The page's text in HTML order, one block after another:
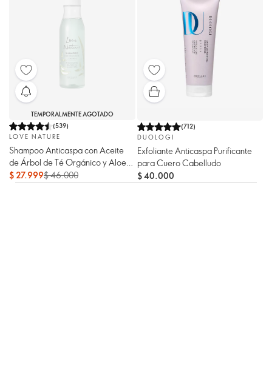
TEMPORALMENTE AGOTADO
(539)
LOVE NATURE
Shampoo Anticaspa con Aceite
de Árbol de Té Orgánico y Aloe
Vera Love Nature
$ 27.999$ 46.000
(712)
DUOLOGI
Exfoliante Anticaspa Purificante
para Cuero Cabelludo
$ 40.000